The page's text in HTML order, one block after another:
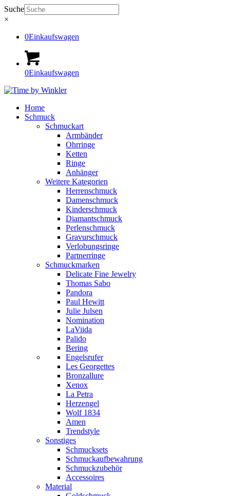
Suche
×
0Einkaufswagen
0Einkaufswagen
Home
Schmuck
Schmuckart
Armbänder
Ohrringe
Ketten
Ringe
Anhänger
Weitere Kategorien
Herrenschmuck
Damenschmuck
Kinderschmuck
Diamantschmuck
Perlenschmuck
Gravurschmuck
Verlobungsringe
Partnerringe
Schmuckmarken
Delicate Fine Jewelry
Thomas Sabo
Pandora
Paul Hewitt
Julie Julsen
Nomination
LaViida
Palido
Bering
Engelsrufer
Les Georgettes
Bronzallure
Xenox
La Petra
Herzengel
Wolf 1834
Amen
Trendstyle
Sonstiges
Schmucksets
Schmuckaufbewahrung
Schmuckzubehör
Accessoires
Material